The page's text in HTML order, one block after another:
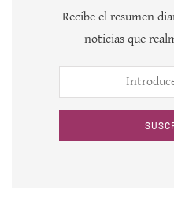
Recibe el resumen
noticias que